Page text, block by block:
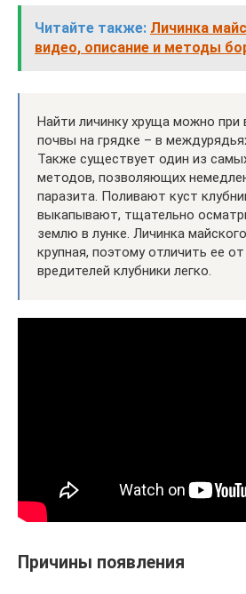
Читайте также: Личинка
видео, описание и методы
Найти личинку хруща можно при
почвы на грядке – в
Также существует один из
методов, позволяющих
паразита. Поливают куст
выкапывают, тщательно
землю в лунке. Личинка
крупная, поэтому отличить ее от
вредителей клубники легко.
Причины появления